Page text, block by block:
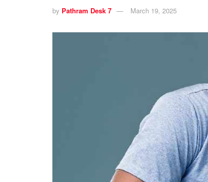
by Pathram Desk 7 March 19, 2025